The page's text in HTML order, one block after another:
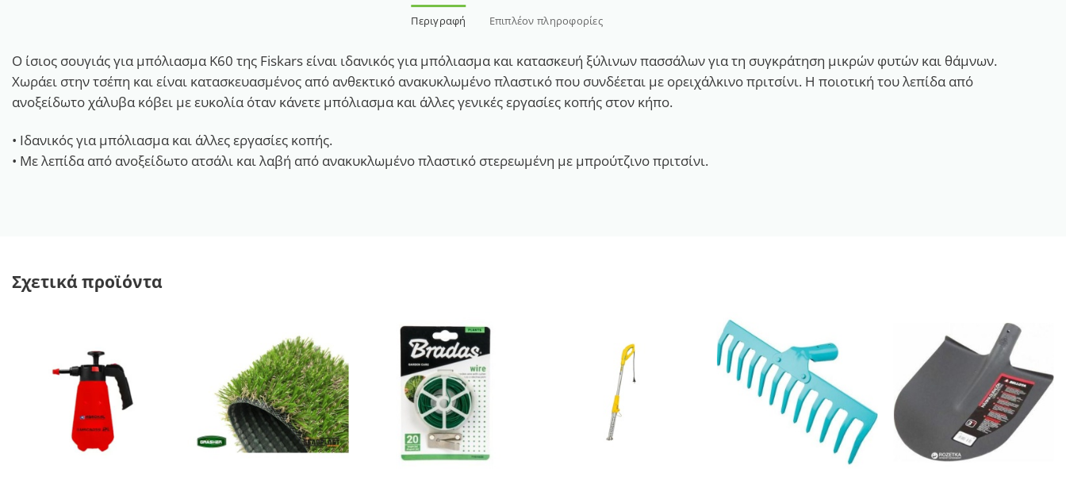
Περιγραφή Επιπλέον πληροφορίες
Ο ίσιος σουγιάς για μπόλιασμα K60 της Fiskars είναι ιδανικός για μπόλιασμα και κατασκευή ξύλινων πασσάλων για τη συγκράτηση μικρών φυτών και θάμνων.
Χωράει στην τσέπη και είναι κατασκευασμένος από ανθεκτικό ανακυκλωμένο πλαστικό που συνδέεται με ορειχάλκινο πριτσίνι. Η ποιοτική του λεπίδα από
ανοξείδωτο χάλυβα κόβει με ευκολία όταν κάνετε μπόλιασμα και άλλες γενικές εργασίες κοπής στον κήπο.
• Ιδανικός για μπόλιασμα και άλλες εργασίες κοπής.
• Με λεπίδα από ανοξείδωτο ατσάλι και λαβή από ανακυκλωμένο πλαστικό στερεωμένη με μπρούτζινο πριτσίνι.
Σχετικά προϊόντα